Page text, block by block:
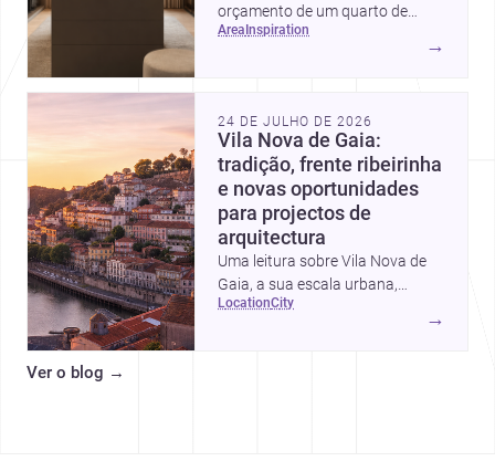
orçamento de um quarto de
vestir em Portugal, com
escondidas.
area inspiration
→
24 DE JULHO DE 2026
Vila Nova de Gaia:
tradição, frente ribeirinha
e novas oportunidades
para projectos de
arquitectura
Uma leitura sobre Vila Nova de
Gaia, a sua escala urbana,
património arquitectónico e
location city
→
Ver o blog →